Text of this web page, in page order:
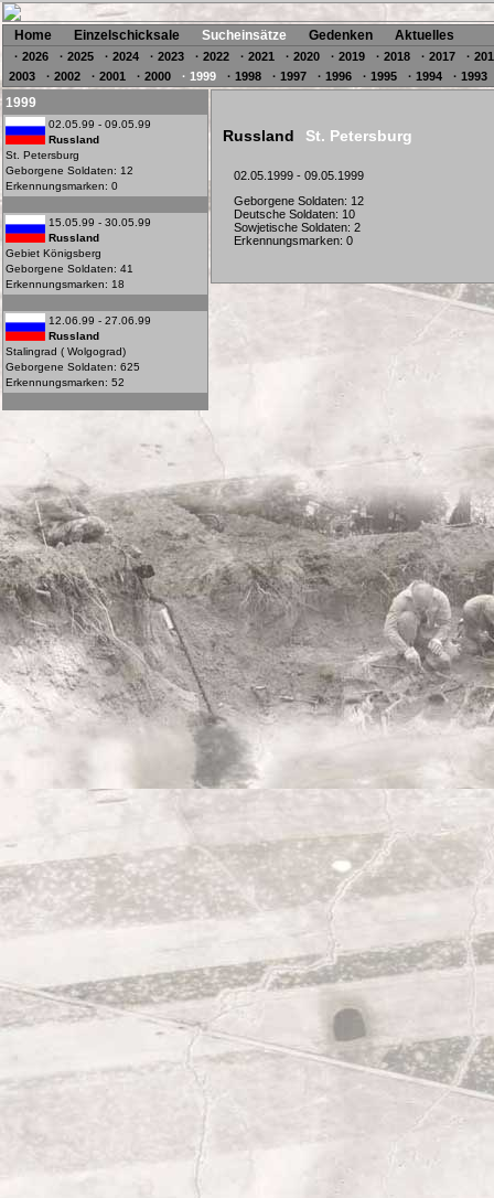
Home Einzelschicksale Sucheinsätze Gedenken Aktuelles
· 2026 · 2025 · 2024 · 2023 · 2022 · 2021 · 2020 · 2019 · 2018 · 2017
·
2003
· 2002 · 2001 · 2000 · 1999 · 1998 · 1997 · 1996 · 1995 · 1994 · 1993
1999
02.05.99 - 09.05.99
Russland
St. Petersburg
Geborgene Soldaten: 12
Erkennungsmarken: 0
15.05.99 - 30.05.99
Russland
Gebiet Königsberg
Geborgene Soldaten: 41
Erkennungsmarken: 18
12.06.99 - 27.06.99
Russland
Stalingrad ( Wolgograd)
Geborgene Soldaten: 625
Erkennungsmarken: 52
Russland St. Petersburg
02.05.1999 - 09.05.1999
Geborgene Soldaten: 12
Deutsche Soldaten: 10
Sowjetische Soldaten: 2
Erkennungsmarken: 0